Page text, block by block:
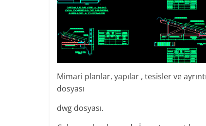
Mimari planlar, yapılar , tesisler ve
dosyası
dwg dosyası.